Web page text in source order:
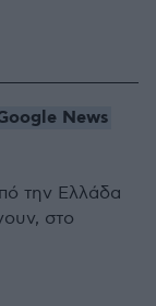
News
την Ελλάδα
στο